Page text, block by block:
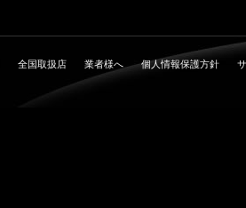
全国取扱店 業者様へ 個人情報保護方針